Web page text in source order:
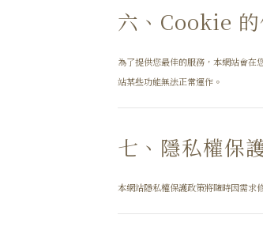
六、Cookie 的
為了提供您最佳的服務，本網站會
站某些功能無法正常運作。
七、隱私權保
本網站隱私權保護政策將隨時因需求